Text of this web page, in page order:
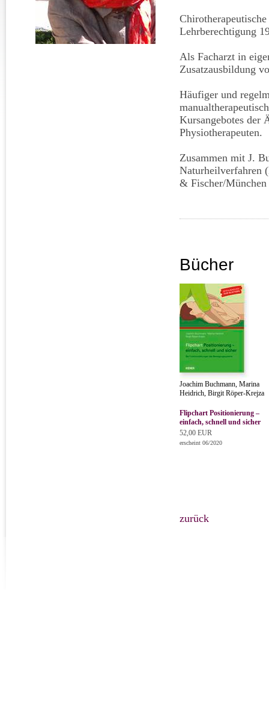
Lehrberechtigung
Als Facharzt in
Zusatzausbildung
Häufiger und
Kursangebotes der
Physiotherapeuten.
Zusammen mit J.
Naturheilverfahren
& Fischer/München
Bücher
Joachim Buchmann, Marina
Heidrich, Birgit Röper-Krejza
Flipchart Positionierung –
einfach, schnell und sicher
52,00 EUR
erscheint 06/2020
zurück